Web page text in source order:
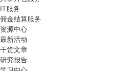
IT服务
佣金结算服务
资源中心
最新活动
干货文章
研究报告